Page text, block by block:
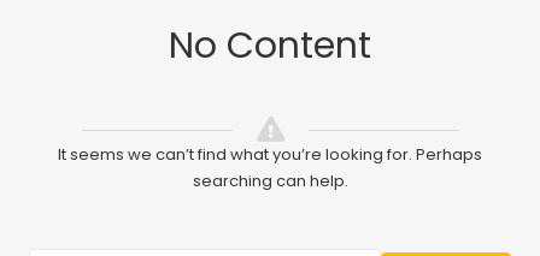
No Content
It seems we can’t find what you’re looking for. Perhaps
searching can help.